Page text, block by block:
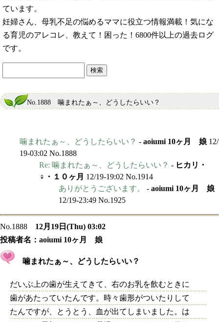
ています。
妊婦さん、母乳不足の悩めるママに役立つ情報満載！気にな
る育児のアレコレ、教えて！困った！6800件以上の過去ログ
です。
No.1888 噛まれたぁ～、どうしたらいい？
噛まれたぁ～、どうしたらいい？ - aoiumi 10ヶ月 娘 12/
19-03:02 No.1888
Re: 噛まれたぁ～、どうしたらいい？ - ヒカリ・
♀・１０ヶ月 12/19-19:02 No.1914
ありがとうございます。
- aoiumi 10ヶ月 娘
12/19-23:49 No.1925
No.1888
12月19日(Thu) 03:02
投稿者名： aoiumi 10ヶ月 娘
噛まれたぁ～、どうしたらいい？
だいぶ上の歯が生えてきて、右のお乳を飲むときに
歯があたっていたんです。時々歯形がついたりして
たんですが、とうとう、血が出てしまいました。は